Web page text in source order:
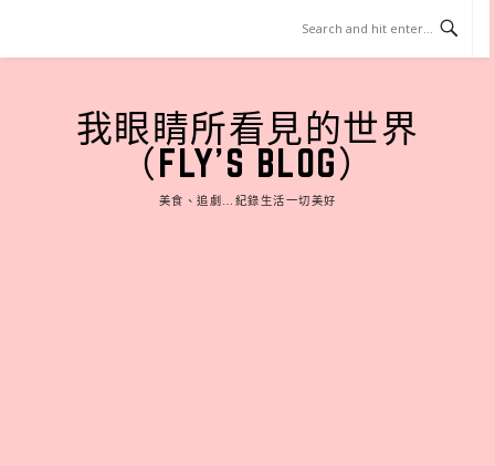
content
我眼睛所看見的世界
（FLY'S BLOG）
美食、追劇…紀錄生活一切美好